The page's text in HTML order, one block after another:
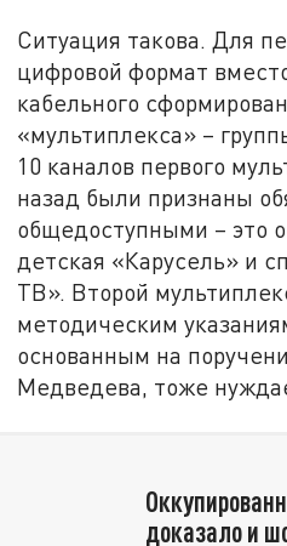
Ситуация такова. Для
цифровой формат
кабельного
«мультиплекса» –
10 каналов первого
назад были признаны
общедоступными – это
детская «Карусель» и
ТВ». Второй
методическим
основанным на
Медведева, тоже
доказало и